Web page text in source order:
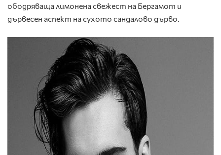
ободряваща лимонена свежест на Бергамот и
дървесен аспект на сухото сандалово дърво.